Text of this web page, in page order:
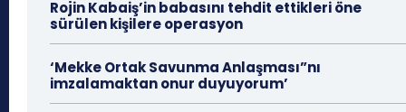
Rojin Kabaiş’in babasını tehdit ettikleri öne
sürülen kişilere operasyon
‘Mekke Ortak Savunma Anlaşması”nı
imzalamaktan onur duyuyorum’